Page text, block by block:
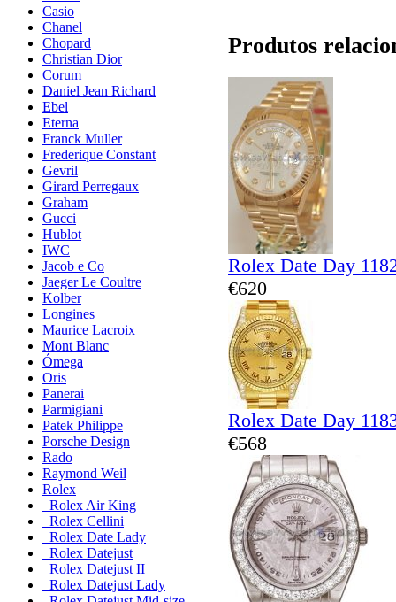
Casio
Chanel
Chopard
Christian Dior
Corum
Daniel Jean Richard
Ebel
Eterna
Franck Muller
Frederique Constant
Gevril
Girard Perregaux
Graham
Gucci
Hublot
IWC
Jacob e Co
Jaeger Le Coultre
Kolber
Longines
Maurice Lacroix
Mont Blanc
Ómega
Oris
Panerai
Parmigiani
Patek Philippe
Porsche Design
Rado
Raymond Weil
Rolex
Rolex Air King
Rolex Cellini
Rolex Date Lady
Rolex Datejust
Rolex Datejust II
Rolex Datejust Lady
Produtos
Rolex Date Day
€620
Rolex Date Day
€568